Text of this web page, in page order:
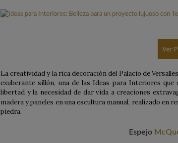
Ver
La creatividad y la rica decoración del Palacio de
exuberante sillón, una de las Ideas para Interiores
libertad y la necesidad de dar vida a creaciones
madera y paneles en una escultura manual, realizado en
piedra.
Espejo